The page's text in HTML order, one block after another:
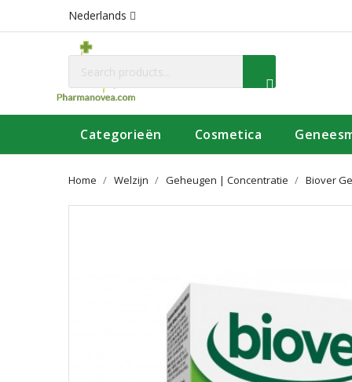
Nederlands
Categorieën Cosmetica
Home Welzijn Geheugen | Concentratie Biover